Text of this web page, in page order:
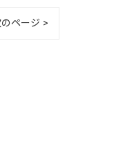
ページ >